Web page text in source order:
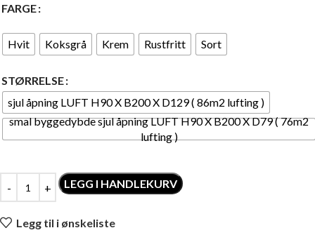
FARGE
Hvit Koksgrå Krem Rustfritt Sort
STØRRELSE
sjul åpning LUFT H90 X B200 X D129 ( 86m2 lufting )
smal byggedybde sjul åpning LUFT H90 X B200 X D79 ( 76m2
lufting )
LEGG I HANDLEKURV
Legg til i ønskeliste